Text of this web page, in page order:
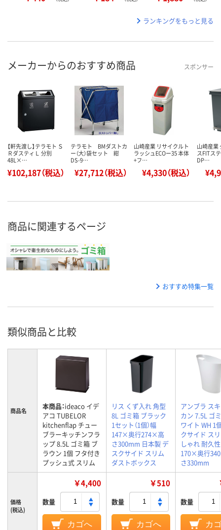
ランキングをもっと見る
メーカーからのおすすめ商品 スポンサー
【軒先渡し】テラモト Ｓ
ＲダスティＬ 分別
48L×…
¥102,187（税込）
テラモト BMダストカ
ー（大）袋セット 紺
DS-9…
¥27,712（税込）
山崎産業 リサイクルト
ラッシュECOー35 本体
+フ…
¥4,330（税込）
山崎産業
スFITス
DP…
商品に関連するページ
おすすめ特集一覧
類似商品と比較
商品名 本商品：ideaco イデ
アコ TUBELOR
kitchenflap チュー
ブラーキッチンフラ
ップ 8.5L ゴミ箱 ブ
ラウン 1個 フタ付き
プッシュ式 スリム
リス くず入れ 角型
8L ゴミ箱 ブラック
1セット（1個）幅
147×奥行274×高
さ300mm 日本製 デ
スクサイド スリム
ダストボックス
アンブラ ス
カン 7.5L ゴ
ワイト WH 1
クサイド ス
しゃれ 耐久
170×奥行
さ330mm
価格
(税込)
￥4,400
数量
カゴへ
￥510
数量
カゴへ
数量
カ